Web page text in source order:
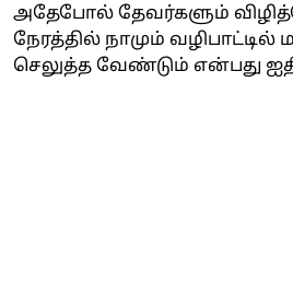
அதேபோல் தேவர்களும்
நேரத்தில் நாமும்
செலுத்த வேண்டும் என்பது